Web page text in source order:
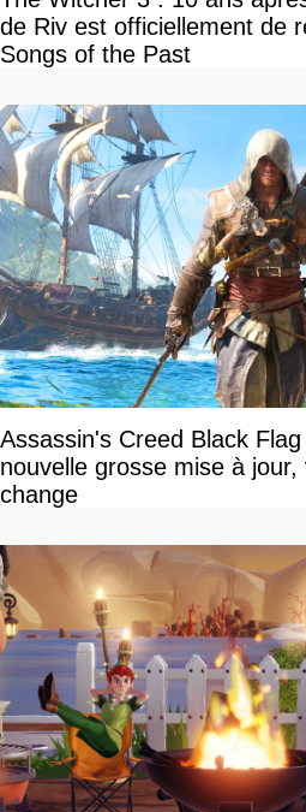
de Riv est officiellement de
Songs of the Past
Assassin's Creed Black
nouvelle grosse mise à
change